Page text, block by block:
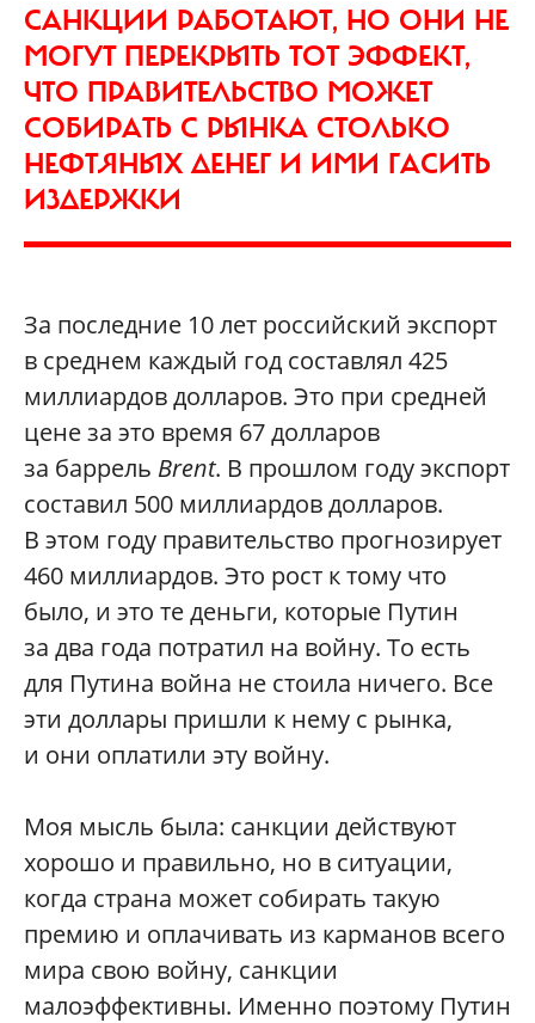
САНКЦИИ РАБОТАЮТ, НО ОНИ НЕ
МОГУТ ПЕРЕКРЫТЬ ТОТ ЭФФЕКТ,
ЧТО ПРАВИТЕЛЬСТВО МОЖЕТ
СОБИРАТЬ С РЫНКА СТОЛЬКО
НЕФТЯНЫХ ДЕНЕГ И ИМИ ГАСИТЬ
ИЗДЕРЖКИ
За последние 10 лет российский экспорт
в среднем каждый год составлял 425
миллиардов долларов. Это при средней
цене за это время 67 долларов
за баррель Brent. В прошлом году экспорт
составил 500 миллиардов долларов.
В этом году правительство прогнозирует
460 миллиардов. Это рост к тому что
было, и это те деньги, которые Путин
за два года потратил на войну. То есть
для Путина война не стоила ничего. Все
эти доллары пришли к нему с рынка,
и они оплатили эту войну.
Моя мысль была: санкции действуют
хорошо и правильно, но в ситуации,
когда страна может собирать такую
премию и оплачивать из карманов всего
мира свою войну, санкции
малоэффективны. Именно поэтому Путин